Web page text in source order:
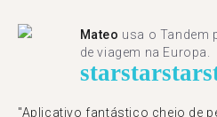
Mateo usa o Tandem
de viagem na Europa.
starstarstar
"Aplicativo fantástico cheio de